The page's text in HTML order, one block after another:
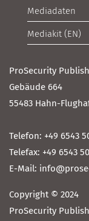
Mediadaten
Mediakit (EN)
ProSecurity
Gebäude 664
55483 Hahn-
Telefon: +49 6543
Telefax: +49 6543
E-Mail:
Copyright © 2024
ProSecurity